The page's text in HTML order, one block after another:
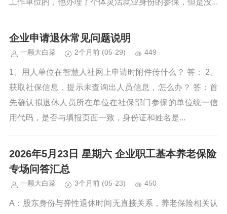
工作单位的，他办理了个体灵活就业身份的参保，但是没...
企业申请退休常见问题说明
一颗大白菜 2个月前 (05-29) 449
1、用人单位在智慧人社网上申请时附件传什么？ 答： 2、
获取社保信息，提示未查询出人员信息，怎么办？ 答：首
先确认拟退休人员所在单位在社保部门参保的单位统一信
用代码，是否与填报页面一致，身份证和姓名是...
2026年5月23日 星期六 企业职工基本养老保险
专场问答汇总
一颗大白菜 3个月前 (05-23) 450
A：股东身份与弹性退休时间无直接关系，养老保险相关认